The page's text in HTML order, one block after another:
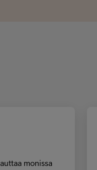
monissa